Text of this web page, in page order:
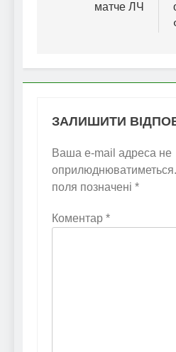
матче ЛЧ
ЗАЛИШИТИ
Ваша e-mail адреса не
оприлюднюватиметься.
поля позначені *
Коментар *